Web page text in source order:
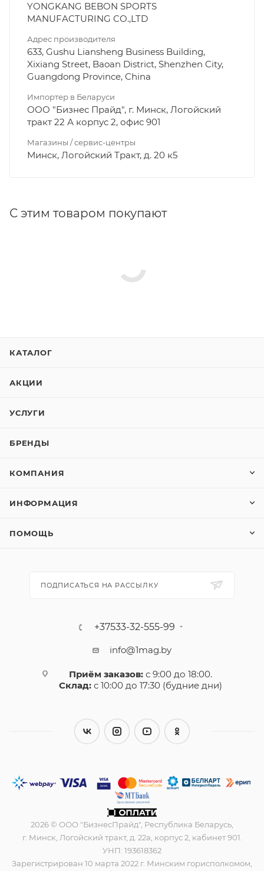
YONGKANG BEBON SPORTS
MANUFACTURING CO.,LTD
Адрес производителя
633, Gushu Liansheng Business Building,
Xixiang Street, Baoan District, Shenzhen City,
Guangdong Province, China
Импортер в Беларуси
ООО "Бизнес Прайд", г. Минск, Логойский
тракт 22 А корпус 2, офис 901
Магазины / сервис-центры
Минск, Логойский Тракт, д. 20 к5
С этим товаром покупают
КАТАЛОГ
АКЦИИ
УСЛУГИ
БРЕНДЫ
КОМПАНИЯ
ИНФОРМАЦИЯ
ПОМОЩЬ
ПОДПИСАТЬСЯ НА РАССЫЛКУ
+37533-32-555-99
info@1mag.by
Приём заказов: с 9:00 до 18:00.
Склад: с 10:00 до 17:30 (будние дни)
2026 © ООО "БизнесПрайд", Республика Беларусь,
г. Минск, Логойский тракт, д. 22а, корпус 2, кабинет 901.
УНП: 193618362
Зарегистрирован 10 марта 2022 г. Минским горисполкомом,